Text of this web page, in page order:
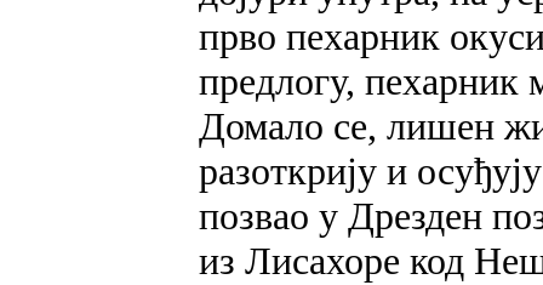
прво пехарник
предлогу, пехарник
Домало се, лишен
разоткрију и
позвао у Дрезден
из Лисахоре код